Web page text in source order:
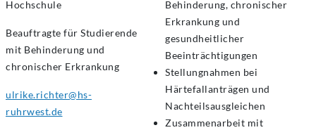
Hochschule
Beauftragte für Studierende
mit Behinderung und
chronischer Erkrankung
ulrike.richter@hs-
ruhrwest.de
Behinderung, chronischer
Erkrankung und
gesundheitlicher
Beeinträchtigungen
Stellungnahmen bei
Härtefallanträgen und
Nachteilsausgleichen
Zusammenarbeit mit